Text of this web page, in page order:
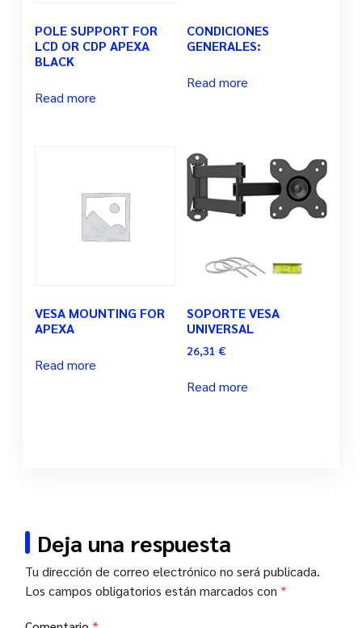
POLE SUPPORT FOR
LCD OR CDP APEXA
BLACK
Read more
CONDICIONES
GENERALES:
Read more
VESA MOUNTING FOR
APEXA
Read more
SOPORTE VESA
UNIVERSAL
26,31 €
Read more
Deja una respuesta
Tu dirección de correo electrónico no será publicada.
Los campos obligatorios están marcados con *